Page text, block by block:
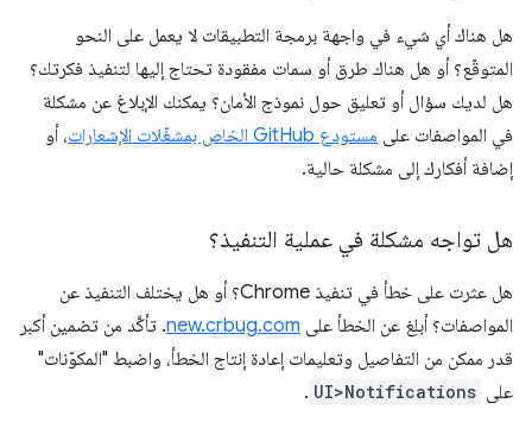
هل هناك أي شيء في واجهة برمجة التطبيقات لا يعمل على النحو
المتوقّع؟ أو هل هناك طرق أو سمات مفقودة تحتاج إليها لتنفيذ فكرتك؟
هل لديك سؤال أو تعليق حول نموذج الأمان؟ يمكنك الإبلاغ عن مشكلة
في المواصفات على مستودع GitHub الخاص بمشغّلات الإشعارات
، أو
إضافة أفكارك إلى مشكلة حالية.
هل تواجه مشكلة في عملية التنفيذ؟
هل عثرت على خطأ في تنفيذ Chrome؟ أو هل يختلف التنفيذ عن
المواصفات؟ أبلِغ عن الخطأ على new.crbug.com. تأكَّد من تضمين أكبر
قدر ممكن من التفاصيل وتعليمات إعادة إنتاج الخطأ، واضبط "المكوّنات"
على UI>Notifications
.